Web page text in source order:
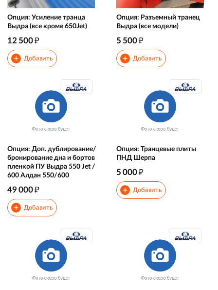
Опция: Усиление транца
Выдра (все кроме 650Jet)
12 500₽
+ Добавить
Опция: Разъемный транец
Выдра (все модели)
5 500₽
+ Добавить
Опция: Доп. дублирование/
бронирование дна и бортов
пленкой ПУ Выдра 550 Jet /
600 Алдан 550/600
49 000₽
+ Добавить
Опция: Транцевые плиты
ПНД Шерпа
5 000₽
+ Добавить